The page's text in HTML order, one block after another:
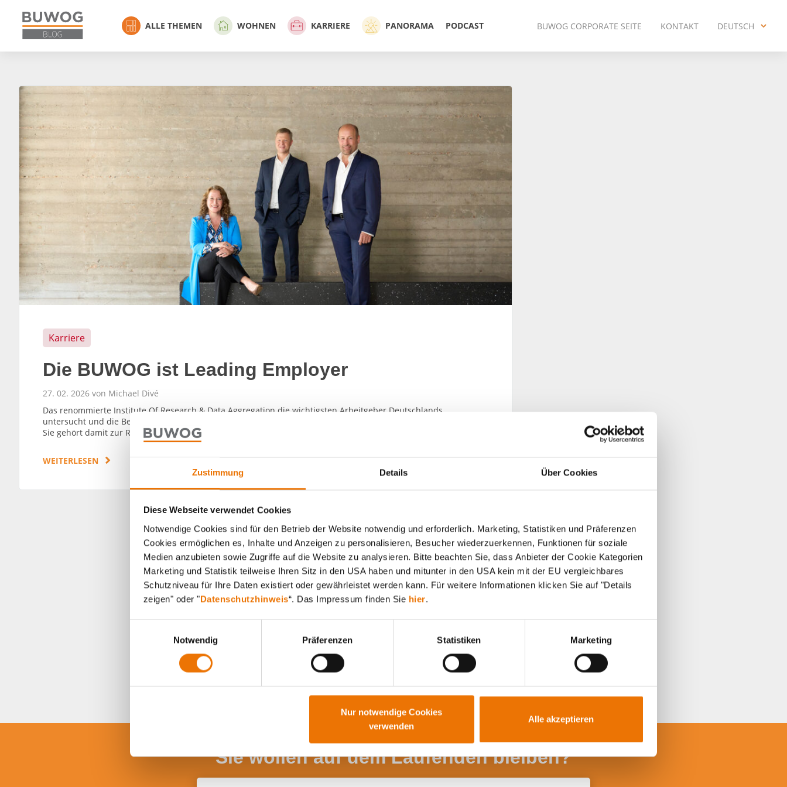
Zustimmung Details Über Cookies
Diese Webseite verwendet Cookies
Notwendige Cookies sind für den Betrieb der Website notwendig und erforderlich. Marketing, Statistiken und Präferenzen
Cookies ermöglichen es, Inhalte und Anzeigen zu personalisieren, Besucher wiederzuerkennen, Funktionen für soziale
Medien anzubieten sowie Zugriffe auf die Website zu analysieren. Bitte beachten Sie, dass Anbieter der Cookie Kategorien
Marketing und Statistik teilweise Ihren Sitz in den USA haben und mitunter in den USA kein mit der EU vergleichbares
Schutzniveau für Ihre Daten existiert oder gewährleistet werden kann. Für weitere Informationen klicken Sie auf "Details
zeigen" oder "Datenschutzhinweis“. Das Impressum finden Sie hier.
i
u
Notwendig Präferenzen Statistiken Marketing
Nur notwendige Cookies
verwenden
Alle akzeptieren
ALLE THEMEN WOHNEN KARRIERE PANORAMA PODCAST BUWOG CORPORATE SEITE KONTAKT DEUTSCH
Karriere
Die BUWOG ist Leading Employer
27. 02. 2026 von Michael Divé
Das renommierte Institute Of Research & Data Aggregation die wichtigsten Arbeitgeber Deutschlands
untersucht und die Besten der Besten gekürt. Ergebnis: Die BUWOG wird ausgezeichnet als LEADING EMPLOYER.
Sie gehört damit zur Riege der Top 1 Prozent der besten Arbeitgeber Deutschlands.
WEITERLESEN
Alle Artikel durchsuchen
Sie wollen auf dem Laufenden bleiben?